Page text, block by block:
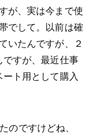
が、実は今まで使
でして。以前は確
いたんですが、２
すが、最近仕事
ト用として購入
のですけどね、